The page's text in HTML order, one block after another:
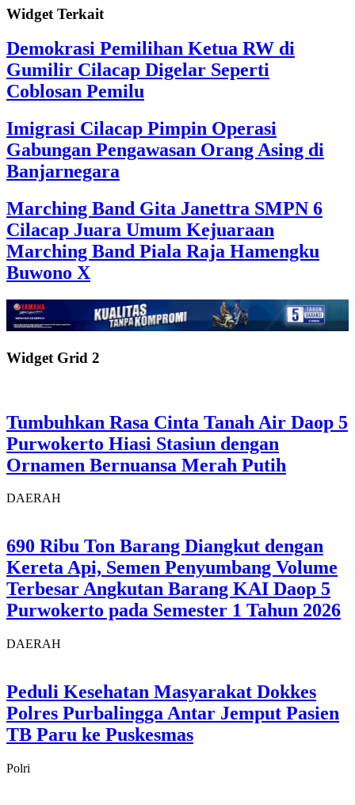
Widget Terkait
Demokrasi Pemilihan Ketua RW di
Gumilir Cilacap Digelar Seperti
Coblosan Pemilu
Imigrasi Cilacap Pimpin Operasi
Gabungan Pengawasan Orang Asing di
Banjarnegara
Marching Band Gita Janettra SMPN 6
Cilacap Juara Umum Kejuaraan
Marching Band Piala Raja Hamengku
Buwono X
Widget Grid 2
Tumbuhkan Rasa Cinta Tanah Air Daop 5
Purwokerto Hiasi Stasiun dengan
Ornamen Bernuansa Merah Putih
DAERAH
690 Ribu Ton Barang Diangkut dengan
Kereta Api, Semen Penyumbang Volume
Terbesar Angkutan Barang KAI Daop 5
Purwokerto pada Semester 1 Tahun 2026
DAERAH
Peduli Kesehatan Masyarakat Dokkes
Polres Purbalingga Antar Jemput Pasien
TB Paru ke Puskesmas
Polri